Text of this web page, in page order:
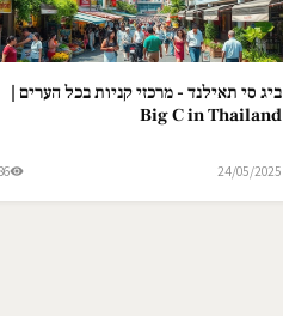
ביג סי תאילנד - מרכזי קניות בכל הערים |
Big C in Thailand
24/05/2025